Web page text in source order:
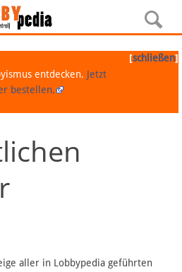
[schließen]
entdecken. Jetzt
bestellen.
aller in Lobbypedia geführten